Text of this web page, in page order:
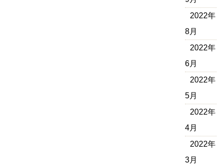
2022年
8月
2022年
6月
2022年
5月
2022年
4月
2022年
3月